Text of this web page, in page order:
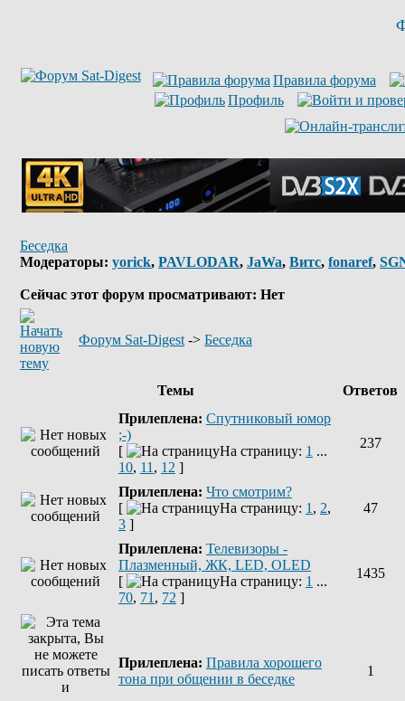
Правила форума
Профиль
Беседка
Модераторы: yorick, PAVLODAR, JaWa, Витс, fonaref,
Сейчас этот форум просматривают: Нет
Форум Sat-Digest -> Беседка
Темы
Ответов
Прилеплена: Спутниковый юмор
;-)
[
На страницу: 1 ...
10, 11 , 12 ]
237
Прилеплена: Что смотрим?
[
На страницу: 1 , 2,
3 ]
47
Прилеплена: Телевизоры -
Плазменный, ЖК, LED, OLED
[
На страницу: 1 ...
70, 71 , 72 ]
1435
Прилеплена: Правила хорошего
тона при общении в беседке
1